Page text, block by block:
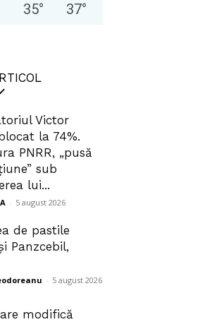
35° 37°
Victor
la 74%.
PNRR, „pusă
sub
lui...
- 5 august 2026
de pastile
Panzcebil,
- 5 august 2026
modifică